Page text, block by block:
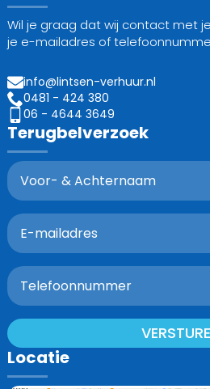
Wil je graag dat wij contact met
je e-mailadres of
info@lintsen-verhuur.nl
0481 - 424 380
06 - 4644 3649
Terugbelverzoek
Locatie